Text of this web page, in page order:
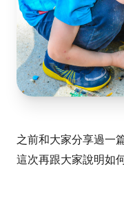
之前和大家分享過一
這次再跟大家說明如